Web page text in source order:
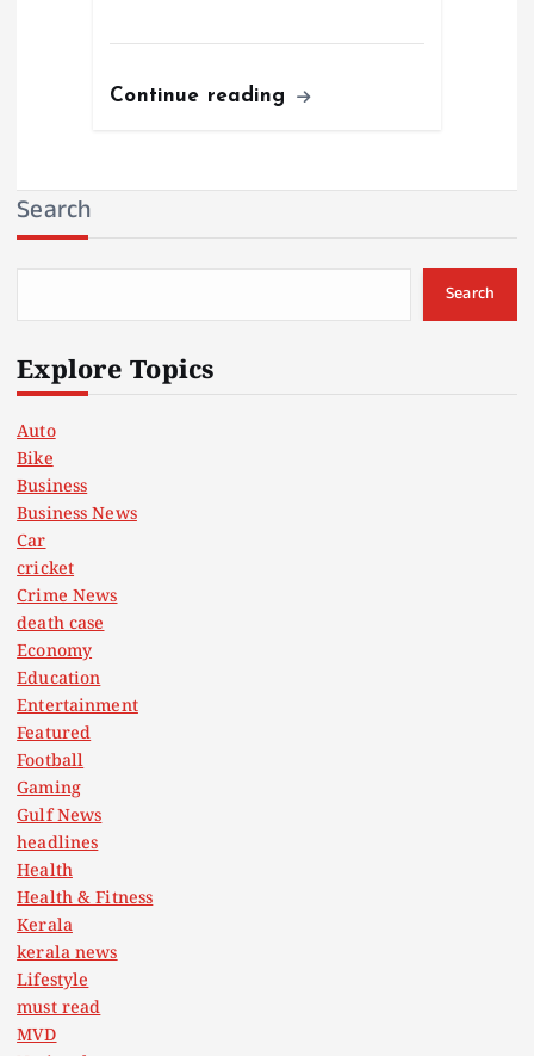
Continue reading
Search
Search
Explore Topics
Auto
Bike
Business
Business News
Car
cricket
Crime News
death case
Economy
Education
Entertainment
Featured
Football
Gaming
Gulf News
headlines
Health
Health & Fitness
Kerala
kerala news
Lifestyle
must read
MVD